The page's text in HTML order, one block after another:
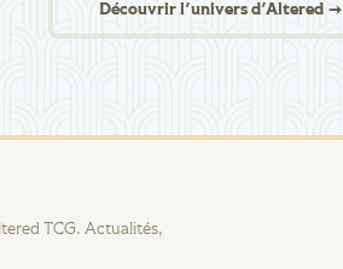
Découvrir l'univers d'Altered →
TCG. Actualités,